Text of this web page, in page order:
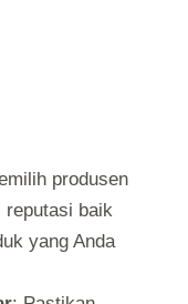
produsen
reputasi baik
yang Anda